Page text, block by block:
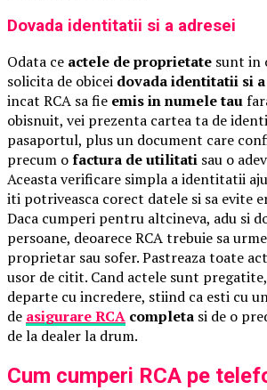
Dovada identitatii si a adresei
Odata ce actele de proprietate sunt in
solicita de obicei dovada identitatii si
incat RCA sa fie emis in numele tau
obisnuit, vei prezenta cartea ta de
pasaportul, plus un document care
precum ofactura de utilitati sau o
Aceasta verificare simpla a identitatii
iti potriveasca corect datele si sa evite
Daca cumperi pentru altcineva, adu si
persoane, deoarece RCA trebuie sa
proprietar sau sofer. Pastreaza toate
usor de citit. Cand actele sunt
departe cu incredere, stiind ca esti cu
de asigurare RCA completa si de o
de la dealer la drum.
Cum cumperi RCA pe